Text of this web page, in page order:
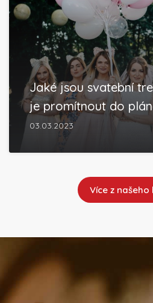
Jaké jsou svatební
je promítnout do
03.03.2023
Více z našeho